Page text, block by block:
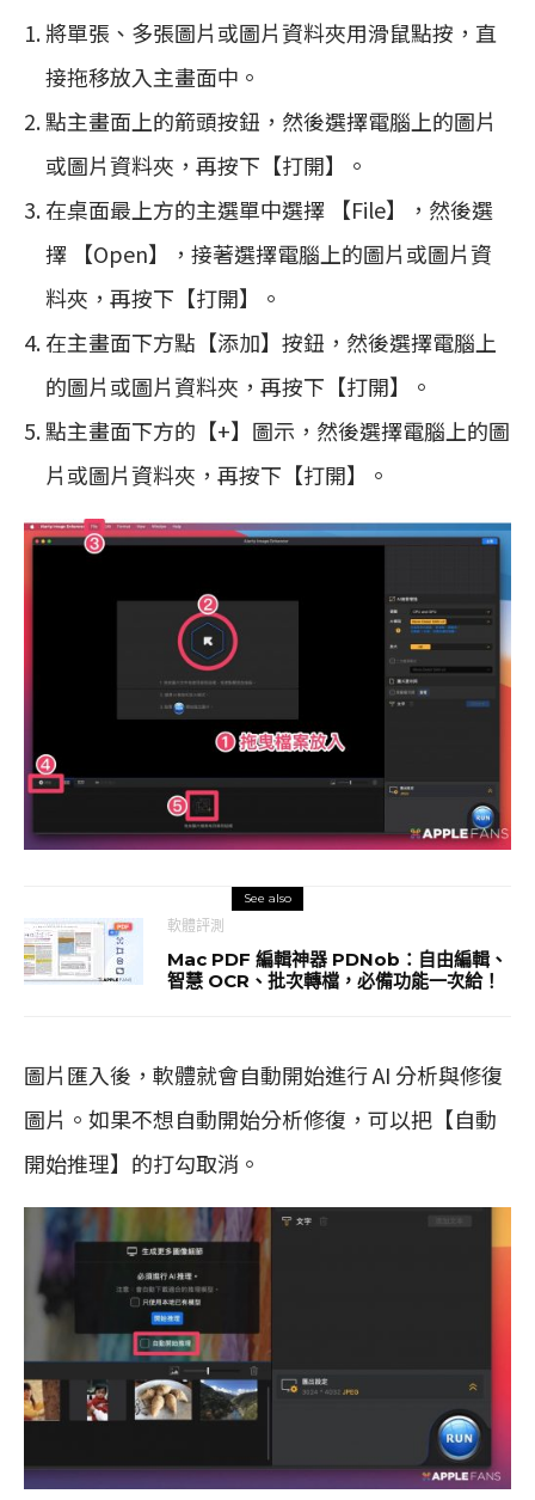
將單張、多張圖片或圖片資料夾用滑鼠點按，直
接拖移放入主畫面中。
點主畫面上的箭頭按鈕，然後選擇電腦上的圖片
或圖片資料夾，再按下【打開】。
在桌面最上方的主選單中選擇 【File】，然後選
擇 【Open】，接著選擇電腦上的圖片或圖片資
料夾，再按下【打開】。
在主畫面下方點【添加】按鈕，然後選擇電腦上
的圖片或圖片資料夾，再按下【打開】。
點主畫面下方的【+】圖示，然後選擇電腦上的圖
片或圖片資料夾，再按下【打開】。
See also
軟體評測
Mac PDF 編輯神器 PDNob：自由編輯、
智慧 OCR、批次轉檔，必備功能一次給！
圖片匯入後，軟體就會自動開始進行 AI 分析與修復
圖片。如果不想自動開始分析修復，可以把【自動
開始推理】的打勾取消。